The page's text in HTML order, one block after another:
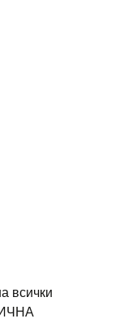
всички